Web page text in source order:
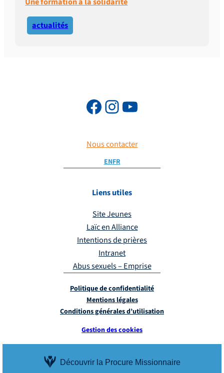
Découvrir la Procure Missionnaire
actualités
Nous contacter
ENFR
Liens utiles
Site Jeunes
Laïc en Alliance
Intentions de prières
Intranet
Abus sexuels – Emprise
Politique de confidentialité
Mentions légales
Conditions générales d’utilisation
Gestion des cookies